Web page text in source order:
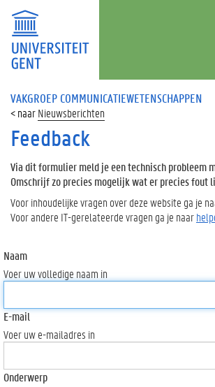
VAKGROEP COMMUNICATIEWETENSCHAPPEN
Nieuwsberichten
Feedback
Via dit formulier meld je een technisch probleem
Omschrijf zo precies mogelijk wat er precies fout
Voor inhoudelijke vragen over deze website ga je
Voor andere IT-gerelateerde vragen ga je naar
Naam
Voer uw volledige naam in
E-mail
Voer uw e-mailadres in
Onderwerp